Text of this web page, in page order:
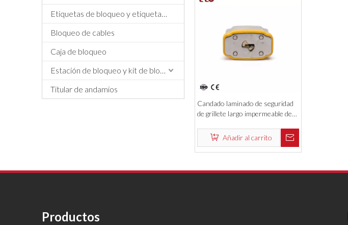
Etiquetas de bloqueo y etiquetado, etiquetas y letreros
Bloqueo de cables
Caja de bloqueo
Estación de bloqueo y kit de bloqueo
Titular de andamios
Candado laminado de seguridad
de grillete largo impermeable de
Añadir al carrito
Productos